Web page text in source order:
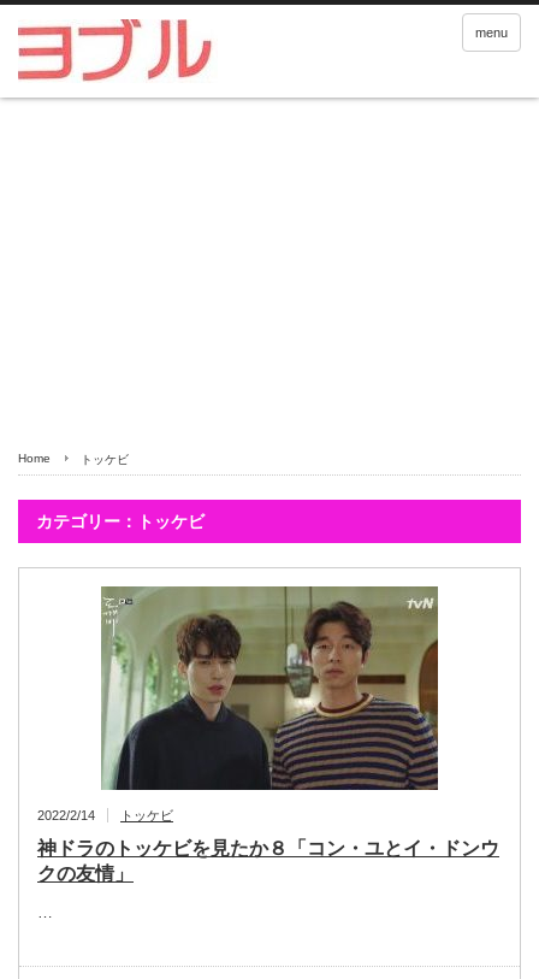
menu
Home トッケビ
カテゴリー：トッケビ
2022/2/14 トッケビ
神ドラのトッケビを見たか８「コン・ユとイ・ドンウ
クの友情」
…